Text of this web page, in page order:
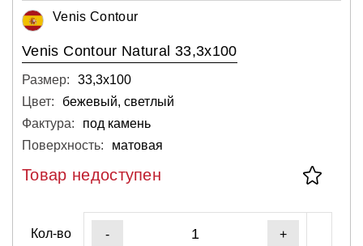
Venis Contour
Venis Contour Natural 33,3x100
Размер:
33,3х100
Цвет:
бежевый, светлый
Фактура:
под камень
Поверхность:
матовая
Товар недоступен
Кол-во - +